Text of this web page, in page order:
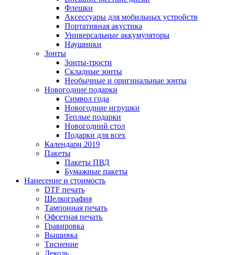
Флешки
Аксессуары для мобильных устройств
Портативная акустика
Универсальные аккумуляторы
Наушники
Зонты
Зонты-трости
Складные зонты
Необычные и оригинальные зонты
Новогодние подарки
Символ года
Новогодние игрушки
Теплые подарки
Новогодний стол
Подарки для всех
Календари 2019
Пакеты
Пакеты ПВД
Бумажные пакеты
Нанесение и стоимость
DTF печать
Шелкография
Тампонная печать
Офсетная печать
Гравировка
Вышивка
Тиснение
Деколь